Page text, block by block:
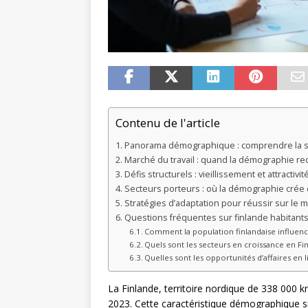
Contenu de l'article
Panorama démographique : comprendre
Marché du travail : quand la démographie
Défis structurels : vieillissement et
Secteurs porteurs : où la démographie crée
Stratégies d’adaptation pour réussir sur le
Questions fréquentes sur finlande habitants
Comment la population finlandaise
Quels sont les secteurs en croissance en
Quelles sont les opportunités d’affaires en
La Finlande, territoire nordique de 338 000
2023. Cette caractéristique démographique